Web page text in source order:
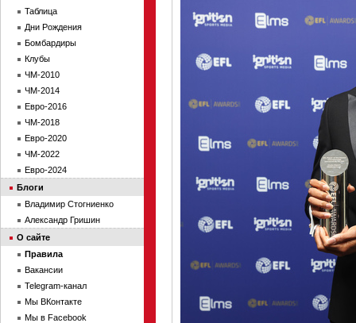
Таблица
Дни Рождения
Бомбардиры
Клубы
ЧМ-2010
ЧМ-2014
Евро-2016
ЧМ-2018
Евро-2020
ЧМ-2022
Евро-2024
Блоги
Владимир Стогниенко
Александр Гришин
О сайте
Правила
Вакансии
Telegram-канал
Мы ВКонтакте
Мы в Facebook